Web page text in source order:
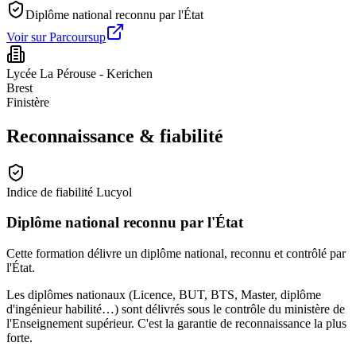
Diplôme national reconnu par l'État
Voir sur Parcoursup
Lycée La Pérouse - Kerichen
Brest
Finistère
Reconnaissance & fiabilité
Indice de fiabilité Lucyol
Diplôme national reconnu par l'État
Cette formation délivre un diplôme national, reconnu et contrôlé par
l'État.
Les diplômes nationaux (Licence, BUT, BTS, Master, diplôme
d'ingénieur habilité…) sont délivrés sous le contrôle du ministère de
l'Enseignement supérieur. C'est la garantie de reconnaissance la plus
forte.